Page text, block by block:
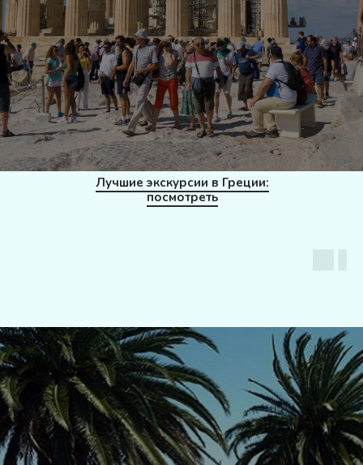
Лучшие экскурсии в Греции:
посмотреть